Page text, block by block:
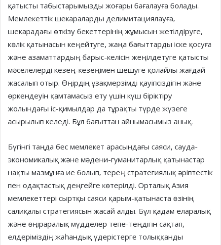
қатысты табыс­тарымызды жоғары бағалауға болады.
Мемлекеттік шекараларды дели­митациялауға,
шекарадағы өткізу бекеттерінің жұмысын жетілдіруге,
көлік қатынасын кеңейтуге, жаңа бағыттарды іске қосуға
және азамат­тардың барыс-келісін жеңілдетуге қатысты
мәселелерді кезең-кезеңімен шешуге қолайлы жағдай
жасалып отыр. Өңірдің ұзақмерзімді қауіп­сіздігін және
өркендеуін қамтамасыз ету үшін күш біріктіру
жолындағы іс-қимылдар да тұрақты түрде жүзеге
асырылып келеді. Бұл бағыттан айнымасымыз анық.
Бүгінгі таңда бес мемлекет ара­сындағы саяси, сауда-
экономикалық және мәдени-гуманитарлық қатынас­тар
нақты мазмұнға ие болып, те­рең стратегиялық әріптестік
пен одақ­тастық деңгейге көтерілді. Орталық Азия
мемлекеттері сыртқы саяси қарым-қатынаста өзінің
салиқалы стратегиясын жасай алды. Бұл қадам еларалық
және өңіраралық мүдделер тепе-теңдігін сақтап,
елдеріміздің жаһандық үдерістерге толыққанды